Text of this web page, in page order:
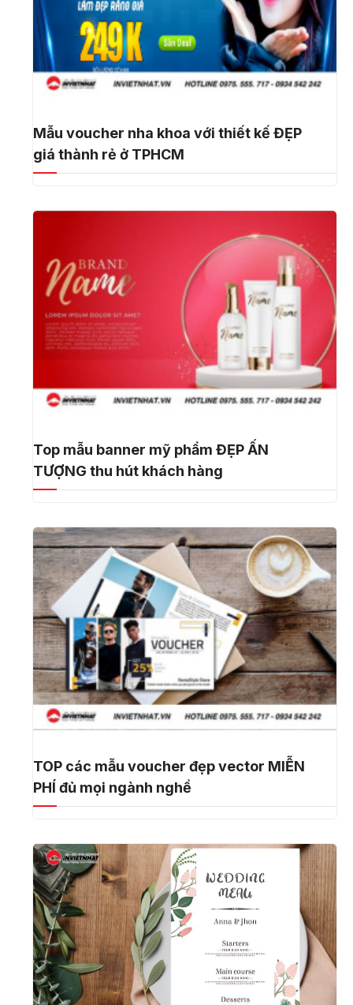
Mẫu voucher nha khoa với thiết kế ĐẸP
giá thành rẻ ở TPHCM
Top mẫu banner mỹ phẩm ĐẸP ẤN
TƯỢNG thu hút khách hàng
TOP các mẫu voucher đẹp vector MIỄN
PHÍ đủ mọi ngành nghề